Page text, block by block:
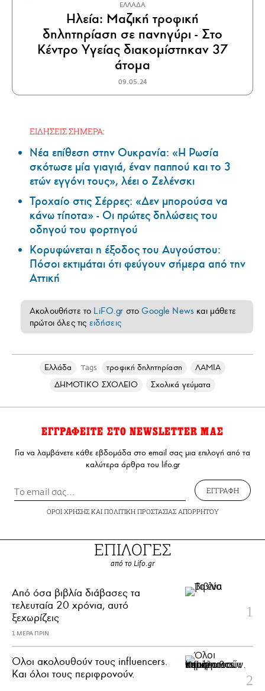
ΕΛΛΑΔΑ
Ηλεία: Μαζική τροφική
δηλητηρίαση σε πανηγύρι - Στο
Κέντρο Υγείας διακομίστηκαν 37
άτομα
09.05.24
ΕΙΔΗΣΕΙΣ ΣΗΜΕΡΑ:
Νέα επίθεση στην Ουκρανία: «Η Ρωσία
σκότωσε μία γιαγιά, έναν παππού και το 3
ετών εγγόνι τους», λέει ο Ζελένσκι
Τροχαίο στις Σέρρες: «Δεν μπορούσα να
κάνω τίποτα» - Οι πρώτες δηλώσεις του
οδηγού του φορτηγού
Κορυφώνεται η έξοδος του Αυγούστου:
Πόσοι εκτιμάται ότι φεύγουν σήμερα από την
Αττική
Ακολουθήστε το LiFO.gr στοGoogle News και μάθετε
πρώτοι όλες τις ειδήσεις
Ελλάδα Tags τροφική δηλητηρίαση
ΛΑΜΙΑ
ΔΗΜΟΤΙΚΟ ΣΧΟΛΕΙΟ
Σχολικά γεύματα
ΕΓΓΡΑΦΕΙΤΕ ΣΤΟ NEWSLETTER ΜΑΣ
Για να λαμβάνετε κάθε εβδομάδα στο email σας μια επιλογή από τα
καλύτερα άρθρα του lifo.gr
ΕΓΓΡΑΦΗ
ΟΡΟΙ ΧΡΗΣΗΣΚΑΙ ΠΟΛΙΤΙΚΗ ΠΡΟΣΤΑΣΙΑΣ ΑΠΟΡΡΗΤΟΥ
ΕΠΙΛΟΓΕΣ
από το Lifo.gr
Από όσα βιβλία διάβασες τα
τελευταία 20 χρόνια, αυτό
ξεχωρίζεις
1 ΜΕΡΑ ΠΡΙΝ
Όλοι ακολουθούν τους influencers.
Και όλοι τους περιφρονούν.